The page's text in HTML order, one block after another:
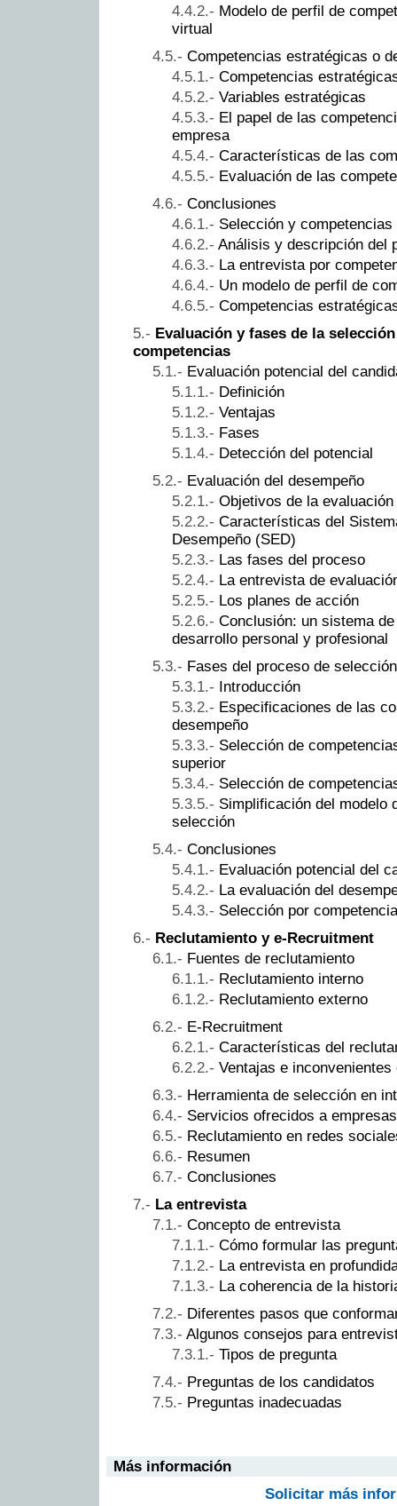
Modelo de perfil de
virtual
Competencias estratégicas o
Competencias
Variables estratégicas
El papel de las
empresa
Características de las
Evaluación de las
Conclusiones
Selección y competencias
Análisis y descripción del
La entrevista por
Un modelo de perfil de
Competencias
Evaluación y fases de la
competencias
Evaluación potencial del
Definición
Ventajas
Fases
Detección del potencial
Evaluación del desempeño
Objetivos de la
Características del
Desempeño (SED)
Las fases del proceso
La entrevista de
Los planes de acción
Conclusión: un sistema
desarrollo personal y profesional
Fases del proceso de
Introducción
Especificaciones de las
desempeño
Selección de
superior
Selección de
Simplificación del modelo
selección
Conclusiones
Evaluación potencial del
La evaluación del
Selección por
Reclutamiento y e-Recruitment
Fuentes de reclutamiento
Reclutamiento interno
Reclutamiento externo
E-Recruitment
Características del
Ventajas e
Herramienta de selección en
Servicios ofrecidos a
Reclutamiento en redes
Resumen
Conclusiones
La entrevista
Concepto de entrevista
Cómo formular las
La entrevista en
La coherencia de la
Diferentes pasos que
Algunos consejos para
Tipos de pregunta
Preguntas de los candidatos
Preguntas inadecuadas
Más información
Solicitar más